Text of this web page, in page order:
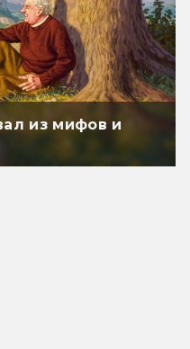
из мифов и